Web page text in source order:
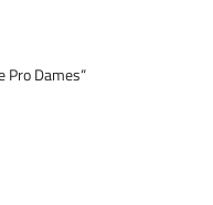
Pro Dames“